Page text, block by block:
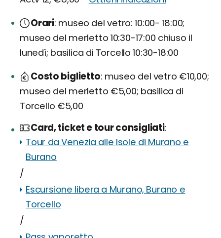
Orari museo del vetro: 10:00- 18:00;
museo del merletto 10:30-17:00 chiuso il
lunedì; basilica di Torcello 10:30-18:00
Costo biglietto museo del vetro €10,00;
museo del merletto €5,00; basilica di
Torcello €5,00
Card, ticket e tour consigliati
Tour da Venezia alle Isole di Murano e
Burano
/
Escursione libera a Murano, Burano e
Torcello
/